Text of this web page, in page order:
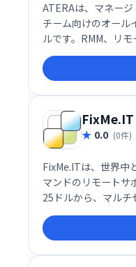
ATERAは、マネー
チーム向けのオール
ルです。RMM、リ
ク機能などを統合
30日間の無料トライ
い。
FixMe.IT
0.0 (0件)
FixMe.ITは、世界中
マンドのリモートサ
25ドルから、マル
ト、最大150台のデ
ンディング、マルチ
ど、充実した機能
す。